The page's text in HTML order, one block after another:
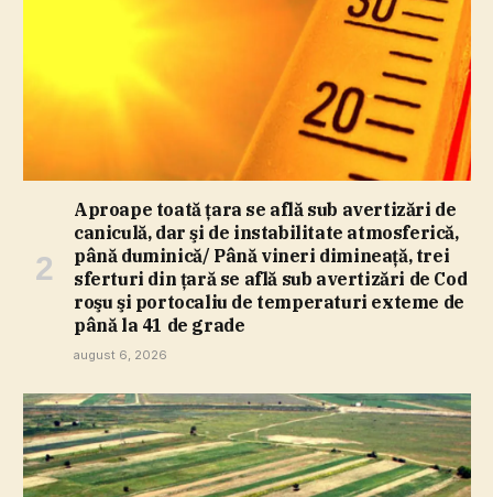
Aproape toată ţara se află sub avertizări de
caniculă, dar şi de instabilitate atmosferică,
până duminică/ Până vineri dimineaţă, trei
sferturi din ţară se află sub avertizări de Cod
roşu şi portocaliu de temperaturi exteme de
până la 41 de grade
august 6, 2026